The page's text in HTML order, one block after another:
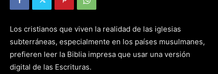
Los cristianos que viven la realidad de las iglesias
subterráneas, especialmente en los países musulmanes,
prefieren leer la Biblia impresa que usar una versión
digital de las Escrituras.